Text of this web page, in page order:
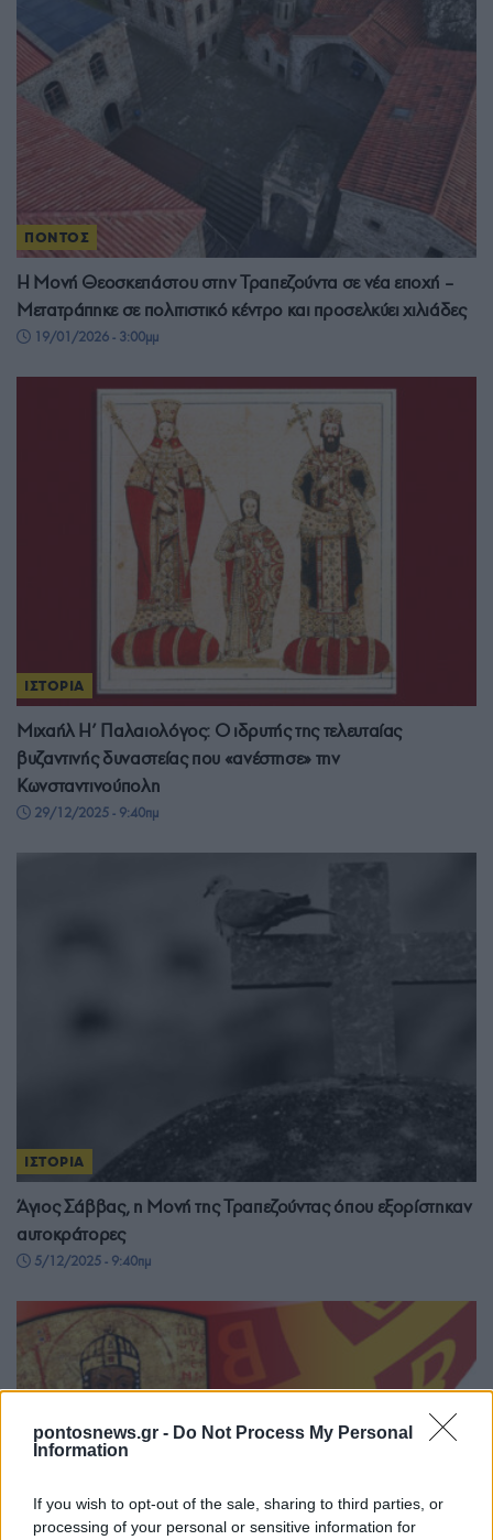
pontosnews.gr - Do Not Process My Personal
Information
If you wish to opt-out of the sale, sharing to third parties, or
processing of your personal or sensitive information for
ΠΟΝΤΟΣ
Η Μονή Θεοσκεπάστου στην Τραπεζούντα σε νέα εποχή –
Μετατράπηκε σε πολιτιστικό κέντρο και προσελκύει χιλιάδες
19/01/2026 - 3:00μμ
ΙΣΤΟΡΙΑ
Μιχαήλ Η’ Παλαιολόγος: Ο ιδρυτής της τελευταίας
βυζαντινής δυναστείας που «ανέστησε» την
Κωνσταντινούπολη
29/12/2025 - 9:40πμ
ΙΣΤΟΡΙΑ
Άγιος Σάββας, η Μονή της Τραπεζούντας όπου εξορίστηκαν
αυτοκράτορες
5/12/2025 - 9:40πμ